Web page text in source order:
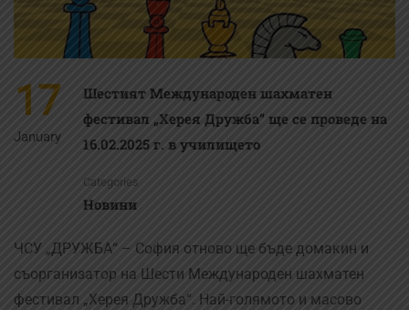
17
January
Шестият Международен шахматен
фестивал „Херея Дружба“ ще се проведе на
16.02.2025 г. в училището
Categories
Новини
ЧСУ „ДРУЖБА“ – София отново ще бъде домакин и
съорганизатор на Шести Международен шахматен
фестивал „Херея Дружба“. Най-голямото и масово